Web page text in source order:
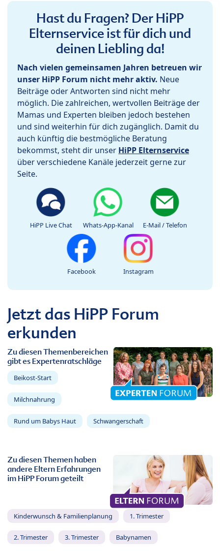
Hast du Fragen? Der HiPP
Elternservice ist für dich und
deinen Liebling da!
Nach vielen gemeinsamen Jahren betreuen wir
unser HiPP Forum nicht mehr aktiv. Neue
Beiträge oder Antworten sind nicht mehr
möglich. Die zahlreichen, wertvollen Beiträge der
Mamas und Experten bleiben jedoch bestehen
und sind weiterhin für dich zugänglich. Damit du
auch künftig die bestmögliche Beratung
bekommst, steht dir unser HiPP Elternservice
über verschiedene Kanäle jederzeit gerne zur
Seite.
HiPP Live Chat Whats-App-Kanal E-Mail / Telefon
Facebook Instagram
Jetzt das HiPP Forum
erkunden
Zu diesen Themenbereichen
gibt es Expertenratschläge
Beikost-Start
Milchnahrung
Rund um Babys Haut Schwangerschaft
Zu diesen Themen haben
andere Eltern Erfahrungen
im HiPP Forum geteilt
Kinderwunsch & Familienplanung 1. Trimester
2. Trimester 3. Trimester Babynamen